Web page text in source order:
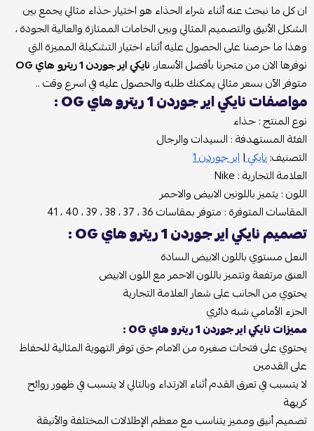
ان كل ما نبحث عنه أثناء شراء الحذاء هو اختيار حذاء مثالي يجمع بين
الشكل الأنيق والتصميم المثالي وبين الخامات الممتازة والعالية الجودة ،
وهذا ما حرصنا على الحصول عليه أثناء اختيار التشكيلة المميزة التي
نوفرها الان من متجرنا بأفضل الأسعار،نايكي اير جوردن 1 ريترو هاي OG
متوفر الآن بسعر مثالي يمكنك طلبه والحصول عليه في اسرع وقت ..
مواصفات نايكي اير جوردن 1 ريترو هاي OG :
نوع المنتج : حذاء
الفئة المستهدفة : السيدات والرجال
التصنيف:نايكي|اير جوردن 1
العلامة التجارية : Nike
اللون : يتميز باللونين الابيض والاحمر
المقاسات المتوفرة : متوفر بمقاسات 36 ، 37 ، 38 ، 39 ، 40 ، 41
تصميم نايكي اير جوردن 1 ريترو هاي OG :
النعل مستوي باللون الابيض السادة
العنق مرتفعة وتتميز باللون الاحمر مع اللون الابيض
يحتوي من الجانب على شعار العلامة التجارية
الجزء الأمامي شبه دائري
مميزات نايكي اير جوردن 1 ريترو هاي OG :
يحتوي على فتحات صغيره من الامام حتى توفر التهوية المثالية للحفاظ
على القدمين
لا يتسبب في تعرق القدم أثناء الارتداء وبالتالي لا يتسبب في ظهور روائح
كريهة
تصميم أنيق ومميز يتناسب مع معظم الإطلالات المختلفة والأنيقة